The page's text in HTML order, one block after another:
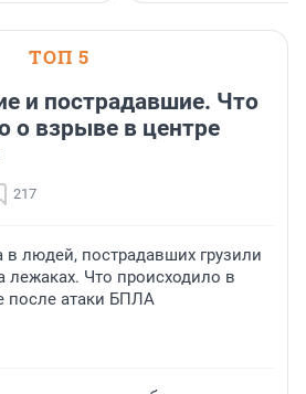
посетителям
необычной фотозоне.
ТОП 5
и пострадавшие. Что
о взрыве в центре
217
в людей, пострадавших грузили
лежаках. Что происходило в
после атаки БПЛА